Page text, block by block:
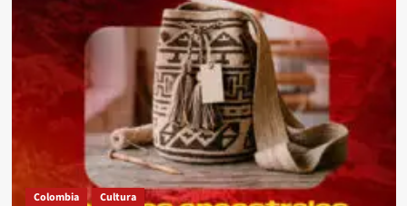
Colombia Cultura